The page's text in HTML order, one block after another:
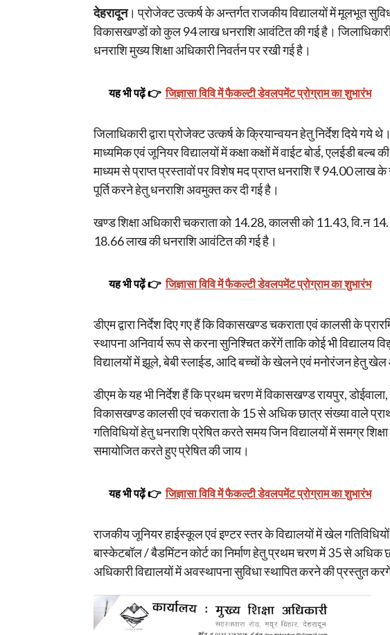
देहरादून। प्रोजेक्ट उत्कर्ष के अन्तर्गत राजकीय विद्यालयों में मूलभूत
विकासखण्डों को कुल 94 लाख धनराशि आवंटित की गई है।
धनराशि मुख्य शिक्षा अधिकारी निवर्तन पर रखी गई है।
यह भी पढ़ें 👉 जिज्ञासा विवि में फैकल्टी डेवलपमेंट प्रोग्राम का शुभारंभ
जिलाधिकारी द्वारा प्रोजेक्ट उत्कर्ष के क्रियान्वयन हेतु निर्देश
माध्यमिक एवं जूनियर विद्यालयों में कक्षा कक्षों में वाईट बोर्ड, एलईडी
माध्यम से प्राप्त प्रस्तावों पर विशेष मद प्राप्त धनराशि ₹ 94.00
पूर्ति करने हेतु धनराशि अवमुक्त कर दी गई है।
खण्ड शिक्षा अधिकारी चकराता को 14.28, कालसी को 11.43, वि.न
18.66 लाख की धनराशि आवंटित की गई है।
यह भी पढ़ें 👉 जिज्ञासा विवि में फैकल्टी डेवलपमेंट प्रोग्राम का शुभारंभ
डीएम द्वारा निर्देश दिए गए हैं कि विकासखण्ड चकराता एवं कालसी के
स्थापना अनिवार्य रूप से करना सुनिश्चित करेंगें ताकि कोई भी विद्यालय
विद्यालयों में झूले, बेबी स्लाईड, आदि बच्चों के खेलने एवं मनोरंजन हेतु खेल
डीएम के यह भी निर्देश हैं कि प्रथम चरण में विकासखण्ड रायपुर,
विकासखण्ड कालसी एवं चकराता के 15 से अधिक छात्र संख्या वाले
गतिविधियों हेतु धनराशि प्रेषित करते समय जिन विद्यालयों में समग्र
समायोजित करते हुए प्रेषित की जाय।
यह भी पढ़ें 👉 जिज्ञासा विवि में फैकल्टी डेवलपमेंट प्रोग्राम का शुभारंभ
राजकीय जूनियर हाईस्कूल एवं इण्टर स्तर के विद्यालयों में खेल
बास्केटबॉल / बैडमिंटन कोर्ट का निर्माण हेतु प्रथम चरण में 35 से अधिक
अधिकारी विद्यालयों में अवस्थापना सुविधा स्थापित करने की प्रस्तुत